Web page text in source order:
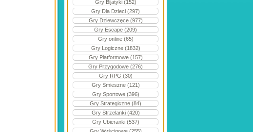
Gry Bijatyki (152)
Gry Dla Dzieci (297)
Gry Dziewczęce (977)
Gry Escape (209)
Gry online (65)
Gry Logiczne (1832)
Gry Platformowe (157)
Gry Przygodowe (276)
Gry RPG (30)
Gry Śmieszne (121)
Gry Sportowe (396)
Gry Strategiczne (84)
Gry Strzelanki (420)
Gry Ubieranki (537)